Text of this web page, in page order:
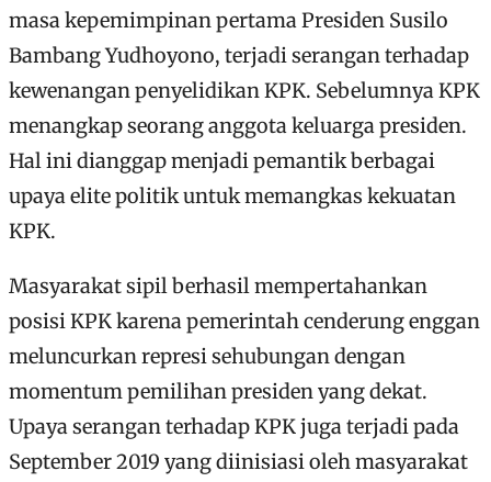
masa kepemimpinan pertama Presiden Susilo
Bambang Yudhoyono, terjadi serangan terhadap
kewenangan penyelidikan KPK. Sebelumnya KPK
menangkap seorang anggota keluarga presiden.
Hal ini dianggap menjadi pemantik berbagai
upaya elite politik untuk memangkas kekuatan
KPK.
Masyarakat sipil berhasil mempertahankan
posisi KPK karena pemerintah cenderung enggan
meluncurkan represi sehubungan dengan
momentum pemilihan presiden yang dekat.
Upaya serangan terhadap KPK juga terjadi pada
September 2019 yang diinisiasi oleh masyarakat